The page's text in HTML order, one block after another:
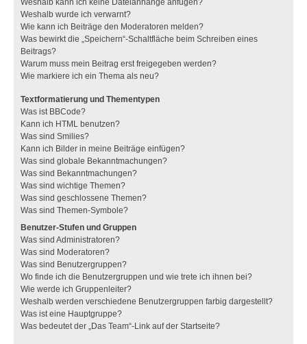
Weshalb kann ich keine Dateianhänge anfügen?
Weshalb wurde ich verwarnt?
Wie kann ich Beiträge den Moderatoren melden?
Was bewirkt die „Speichern“-Schaltfläche beim Schreiben eines
Beitrags?
Warum muss mein Beitrag erst freigegeben werden?
Wie markiere ich ein Thema als neu?
Textformatierung und Thementypen
Was ist BBCode?
Kann ich HTML benutzen?
Was sind Smilies?
Kann ich Bilder in meine Beiträge einfügen?
Was sind globale Bekanntmachungen?
Was sind Bekanntmachungen?
Was sind wichtige Themen?
Was sind geschlossene Themen?
Was sind Themen-Symbole?
Benutzer-Stufen und Gruppen
Was sind Administratoren?
Was sind Moderatoren?
Was sind Benutzergruppen?
Wo finde ich die Benutzergruppen und wie trete ich ihnen bei?
Wie werde ich Gruppenleiter?
Weshalb werden verschiedene Benutzergruppen farbig dargestellt?
Was ist eine Hauptgruppe?
Was bedeutet der „Das Team“-Link auf der Startseite?